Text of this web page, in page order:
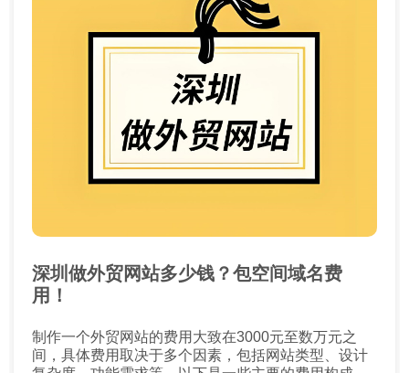
深圳做外贸网站多少钱？包空间域名费
用！
‌制作一个外贸网站的费用大致在3000元至数万元之
间‌，具体费用取决于多个因素，包括网站类型、设计